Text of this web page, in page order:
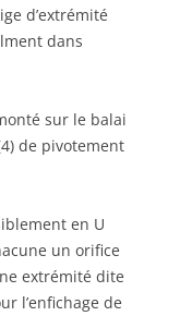
d’extrémité
dans
sur le balai
de pivotement
en U
un orifice
extrémité dite
l’enfichage de